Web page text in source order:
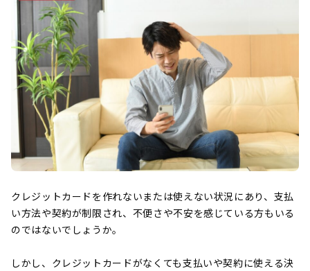
クレジットカードを作れないまたは使えない状況にあり、支払
い方法や契約が制限され、不便さや不安を感じている方もいる
のではないでしょうか。
しかし、クレジットカードがなくても支払いや契約に使える決